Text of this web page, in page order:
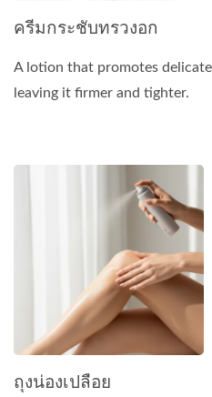
ครีมกระชับทรวงอก
A lotion that promotes
leaving it firmer and tighter.
ถุงน่องเปลือย